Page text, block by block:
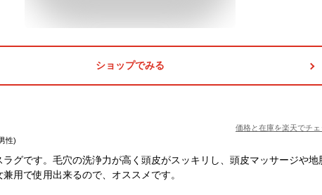
ショップでみる
価格と在庫を楽天でチェ
性)
ラグです。毛穴の洗浄力が高く頭皮がスッキリし、頭皮マッサージや地
用で使用出来るので、オススメです。